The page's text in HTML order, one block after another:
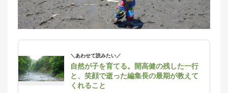
＼あわせて読みたい／
自然が子を育てる。開高健の残した一行
と、笑顔で逝った編集長の最期が教えて
くれること